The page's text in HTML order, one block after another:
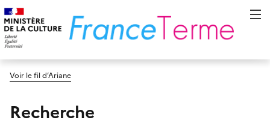
Voir le fil d’Ariane
Recherche